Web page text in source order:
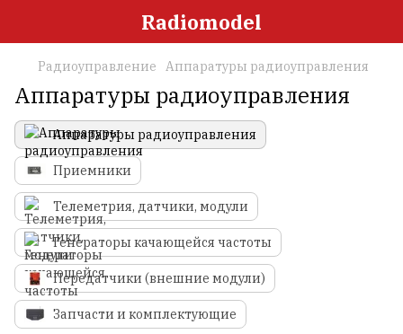
Radiomodel
Радиоуправление Аппаратуры радиоуправления
Аппаратуры радиоуправления
Аппаратуры радиоуправления
Приемники
Телеметрия, датчики, модули
Генераторы качающейся частоты
Передатчики (внешние модули)
Запчасти и комплектующие